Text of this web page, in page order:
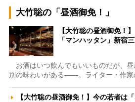
大竹聡の「昼酒御免！」
【大竹聡の昼酒御免！
「マンハッタン」新宿
お酒はいつ飲んでもいいものだが、
別の味わいがある――。ライター・作
【大竹聡の昼酒御免！】今の若者は